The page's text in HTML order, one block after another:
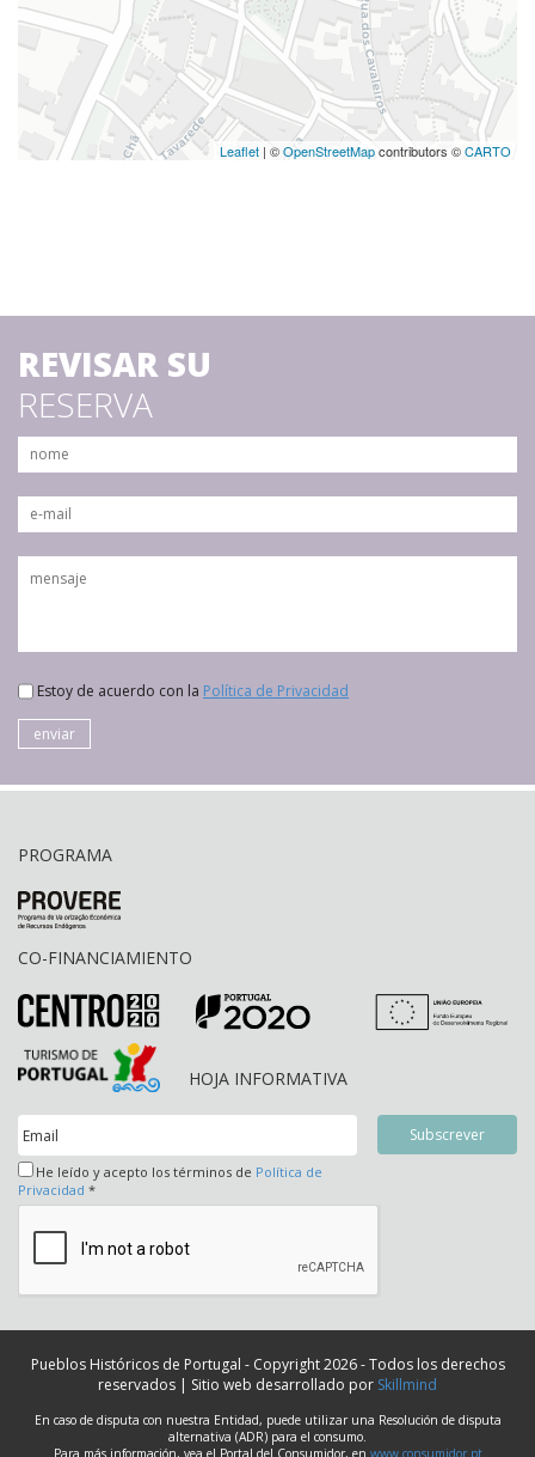
Leaflet | ©OpenStreetMapcontributors ©CARTO
REVISAR SU
RESERVA
Estoy de acuerdo con la Política de Privacidad
enviar
PROGRAMA
CO-FINANCIAMIENTO
HOJA INFORMATIVA
He leído y acepto los términos de Política de
Privacidad *
Pueblos Históricos de Portugal - Copyright 2026 - Todos los derechos
reservados | Sitio web desarrollado por Skillmind
En caso de disputa con nuestra Entidad, puede utilizar una Resolución de disputa
alternativa (ADR) para el consumo.